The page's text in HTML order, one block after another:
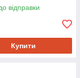
відправки
Купити